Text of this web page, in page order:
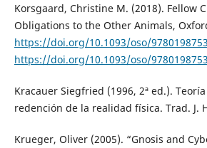
Korsgaard, Christine M. (2018). Fellow
Obligations to the Other Animals,
https://doi.org/10.1093/oso/
https://doi.org/10.1093/oso/
Kracauer Siegfried (1996, 2ª ed.).
redención de la realidad física. Trad. J.
Krueger, Oliver (2005). “Gnosis and